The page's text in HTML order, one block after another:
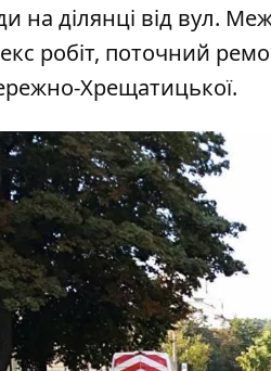
на ділянці від вул.
робіт, поточний
Хрещатицької.